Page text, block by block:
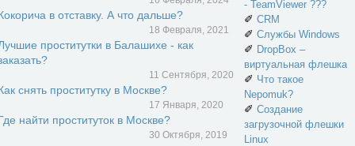
в отставку. А что дальше?
18 Февраля, 2021
проститутки в Балашихе - как
11 Сентября, 2020
снять проститутку в Москве?
17 Января, 2020
найти проституток в Москве?
30 Октября, 2019
- TeamViewer ???
✐ CRM
✐ Службы Windows
✐ DropBox –
виртуальная флешка
✐ Что такое
Nepomuk?
✐ Создание
загрузочной флешки
Linux